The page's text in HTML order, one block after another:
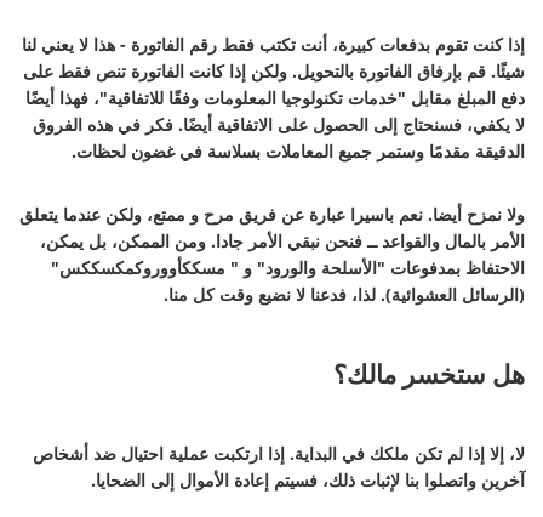
إذا كنت تقوم بدفعات كبيرة، أنت تكتب فقط رقم الفاتورة - هذا لا يعني لنا
شيئًا. قم بإرفاق الفاتورة بالتحويل. ولكن إذا كانت الفاتورة تنص فقط على
دفع المبلغ مقابل "خدمات تكنولوجيا المعلومات وفقًا للاتفاقية"، فهذا أيضًا
لا يكفي، فسنحتاج إلى الحصول على الاتفاقية أيضًا. فكر في هذه الفروق
الدقيقة مقدمًا وستمر جميع المعاملات بسلاسة في غضون لحظات.
ولا نمزح أيضا. نعم باسيرا عبارة عن فريق مرح و ممتع، ولكن عندما يتعلق
الأمر بالمال والقواعد ــ فنحن نبقي الأمر جادا. ومن الممكن، بل يمكن،
الاحتفاظ بمدفوعات "الأسلحة والورود" و " مسككأووروكمكسككس"
(الرسائل العشوائية). لذا، فدعنا لا نضيع وقت كل منا.
هل ستخسر مالك؟
لا، إلا إذا لم تكن ملكك في البداية. إذا ارتكبت عملية احتيال ضد أشخاص
آخرين واتصلوا بنا لإثبات ذلك، فسيتم إعادة الأموال إلى الضحايا.